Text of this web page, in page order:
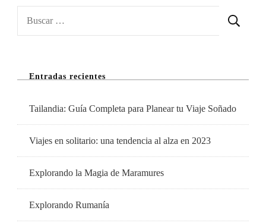
En
Entradas recientes
Tailandia: Guía Completa para Planear tu Viaje Soñado
Viajes en solitario: una tendencia al alza en 2023
Explorando la Magia de Maramures
Explorando Rumanía